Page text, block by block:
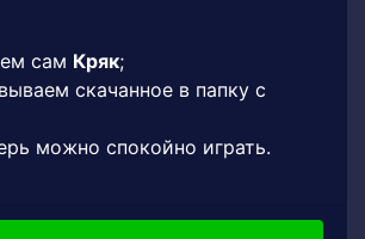
сам Кряк;
скачанное в папку с
можно спокойно играть.